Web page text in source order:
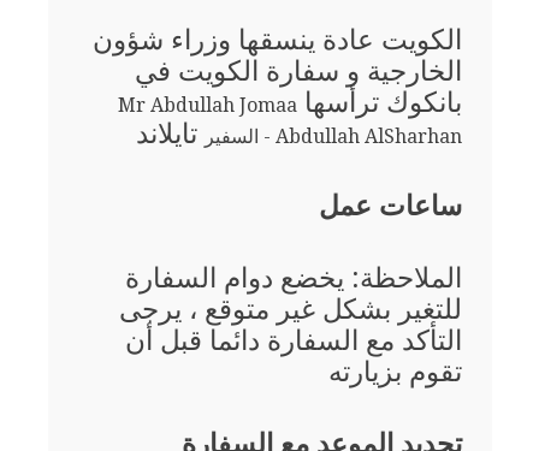
الكويت عادة ينسقها وزراء شؤون
الخارجية و سفارة الكويت في
بانكوك ترأسها Mr Abdullah Jomaa
Abdullah AlSharhan - السفير
تايلاند
ساعات عمل
الملاحظة: يخضع دوام السفارة
للتغير بشكل غير متوقع ، يرجى
التأكد مع السفارة دائما قبل أن
تقوم بزيارته
تحديد الموعد مع السفارة